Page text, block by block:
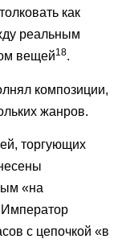
как
реальным
вещей18.
композиции,
жанров.
торгующих
«на
с цепочкой «в